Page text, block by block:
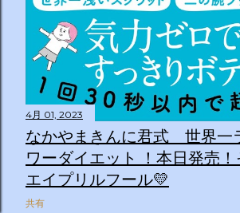
4月 01, 2023
なかやまきんに君式 世界一
ワーダイエット ！本日発売
エイプリルフール💛
共有